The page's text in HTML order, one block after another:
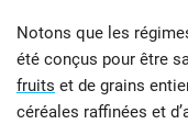
Notons que les
été conçus pour être
fruits et de grains
céréales raffinées et